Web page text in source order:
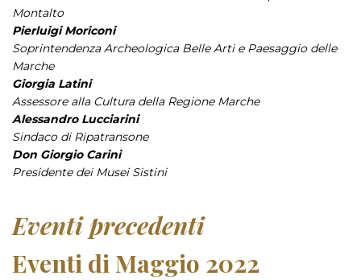
Montalto
Pierluigi Moriconi
Soprintendenza Archeologica Belle Arti e Paesaggio delle
Marche
Giorgia Latini
Assessore alla Cultura della Regione Marche
Alessandro Lucciarini
Sindaco di Ripatransone
Don Giorgio Carini
Presidente dei Musei Sistini
Eventi precedenti
Eventi di Maggio 2022